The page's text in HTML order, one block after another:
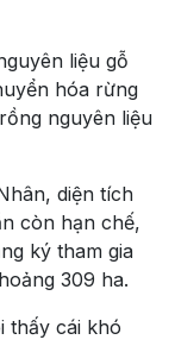
liệu gỗ
hóa rừng
nguyên liệu
diện tích
còn hạn chế,
ký tham gia
309 ha.
thấy cái khó